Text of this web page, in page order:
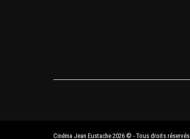
Cinéma Jean Eustache 2026 © - Tous droits réservés